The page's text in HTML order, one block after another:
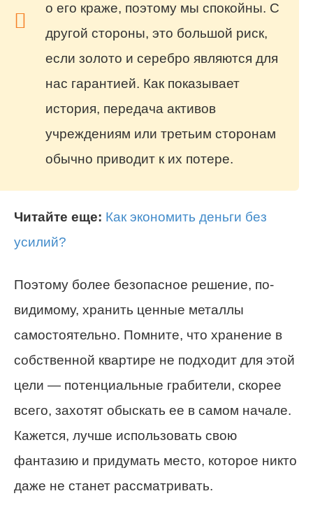
о его краже, поэтому мы спокойны. С
другой стороны, это большой риск,
если золото и серебро являются для
нас гарантией. Как показывает
история, передача активов
учреждениям или третьим сторонам
обычно приводит к их потере.
Читайте еще: Как экономить деньги без
усилий?
Поэтому более безопасное решение, по-
видимому, хранить ценные металлы
самостоятельно. Помните, что хранение в
собственной квартире не подходит для этой
цели — потенциальные грабители, скорее
всего, захотят обыскать ее в самом начале.
Кажется, лучше использовать свою
фантазию и придумать место, которое никто
даже не станет рассматривать.